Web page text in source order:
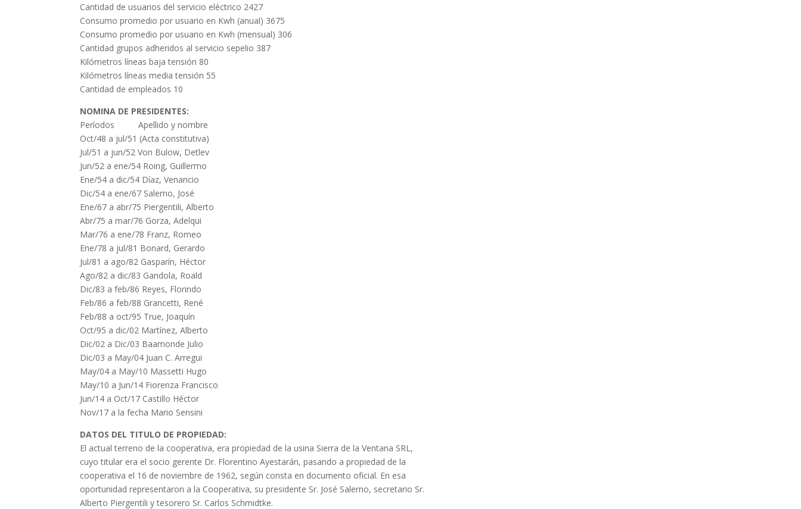
Cantidad de usuarios del servicio eléctrico 2427
Consumo promedio por usuario en Kwh (anual) 3675
Consumo promedio por usuario en Kwh (mensual) 306
Cantidad grupos adheridos al servicio sepelio 387
Kilómetros líneas baja tensión 80
Kilómetros líneas media tensión 55
Cantidad de empleados 10
NOMINA DE PRESIDENTES:
Períodos Apellido y nombre
Oct/48 a jul/51 (Acta constitutiva)
Jul/51 a jun/52 Von Bulow, Detlev
Jun/52 a ene/54 Roing, Guillermo
Ene/54 a dic/54 Díaz, Venancio
Dic/54 a ene/67 Salerno, José
Ene/67 a abr/75 Piergentili, Alberto
Abr/75 a mar/76 Gorza, Adelqui
Mar/76 a ene/78 Franz, Romeo
Ene/78 a jul/81 Bonard, Gerardo
Jul/81 a ago/82 Gasparín, Héctor
Ago/82 a dic/83 Gandola, Roald
Dic/83 a feb/86 Reyes, Florindo
Feb/86 a feb/88 Grancetti, René
Feb/88 a oct/95 True, Joaquín
Oct/95 a dic/02 Martínez, Alberto
Dic/02 a Dic/03 Baamonde Julio
Dic/03 a May/04 Juan C. Arregui
May/04 a May/10 Massetti Hugo
May/10 a Jun/14 Fiorenza Francisco
Jun/14 a Oct/17 Castillo Héctor
Nov/17 a la fecha Mario Sensini
DATOS DEL TITULO DE PROPIEDAD:
El actual terreno de la cooperativa, era propiedad de la usina Sierra de la Ventana SRL,
cuyo titular era el socio gerente Dr. Florentino Ayestarán, pasando a propiedad de la
cooperativa el 16 de noviembre de 1962, según consta en documento oficial. En esa
oportunidad representaron a la Cooperativa, su presidente Sr. José Salerno, secretario Sr.
Alberto Piergentili y tesorero Sr. Carlos Schmidtke.